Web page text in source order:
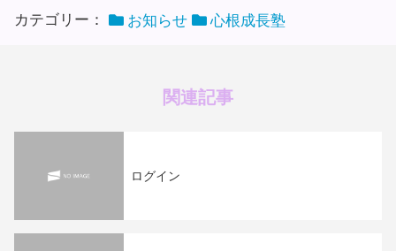
カテゴリー： お知らせ 心根成長塾
関連記事
ログイン